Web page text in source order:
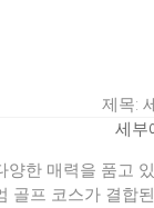
제목:
세부
양한 매력을 품고
골프 코스가 결합